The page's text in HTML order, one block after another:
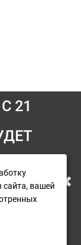
21
сайта, вашей